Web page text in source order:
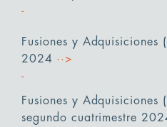
Fusiones y Adquisiciones
2024 ··>
Fusiones y Adquisiciones
segundo cuatrimestre